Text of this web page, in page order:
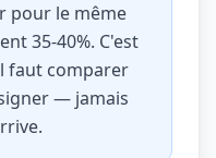
pour le même
35-40%. C'est
faut comparer
— jamais